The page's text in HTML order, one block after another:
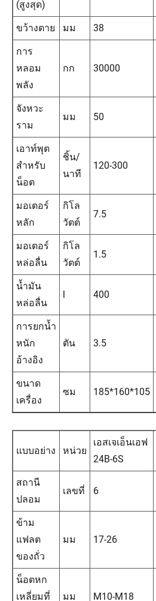
(สูงสุด)
ขว้างตาย มม 38
การ
หลอม
พลัง
กก 30000
จังหวะ
ราม
มม 50
เอาท์พุต
สำหรับ
น็อต
ชิ้น/
นาที
120-300
มอเตอร์
หลัก
กิโล
วัตต์
7.5
มอเตอร์
หล่อลื่น
กิโล
วัตต์
1.5
น้ำมัน
หล่อลื่น
l 400
การยกน้ำ
หนัก
อ้างอิง
ตัน 3.5
ขนาด
เครื่อง
ซม 185*160*105
แบบอย่าง หน่วย
เอสเจเอ็นเอฟ
24B-6S
สถานี
ปลอม
เลขที่ 6
ข้าม
แฟลต
ของถั่ว
มม 17-26
น็อตหก
เหลี่ยมที่
มม M10-M18